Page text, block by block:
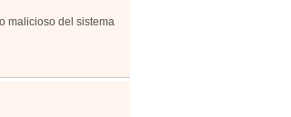
malicioso del sistema